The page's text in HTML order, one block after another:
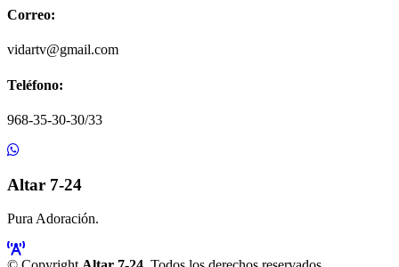
Correo:
vidartv@gmail.com
Teléfono:
968-35-30-30/33
Altar 7-24
Pura Adoración.